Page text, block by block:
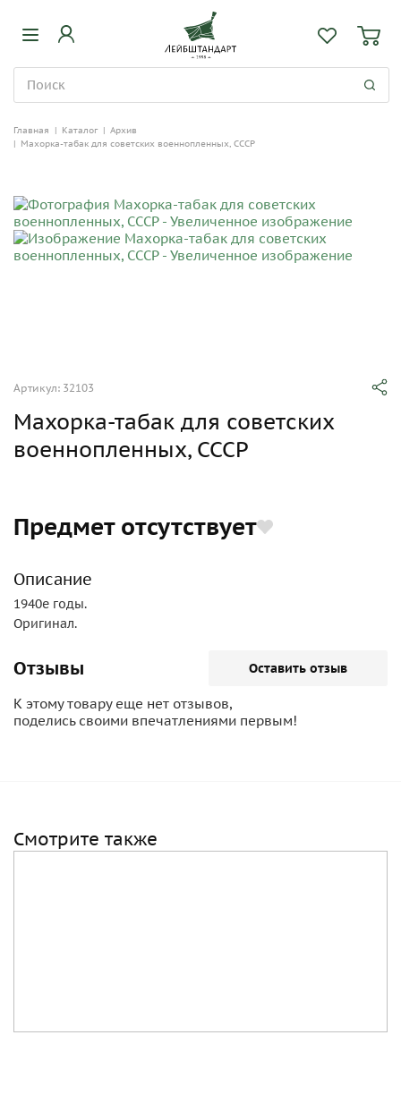
Главная | Каталог | Архив
| Махорка-табак для советских военнопленных, СССР
Артикул: 32103
Махорка-табак для советских
военнопленных, СССР
Предмет отсутствует
Описание
1940е годы.
Оригинал.
Отзывы Оставить отзыв
К этому товару еще нет отзывов,
поделись своими впечатлениями первым!
Смотрите также